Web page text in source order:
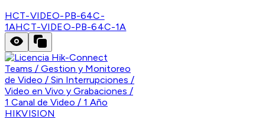
HCT-VIDEO-PB-64C-
1AHCT-VIDEO-PB-64C-1A
HIKVISION